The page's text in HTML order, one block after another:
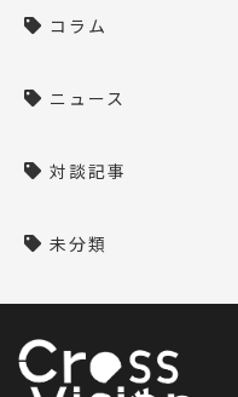
コラム
ニュース
対談記事
未分類